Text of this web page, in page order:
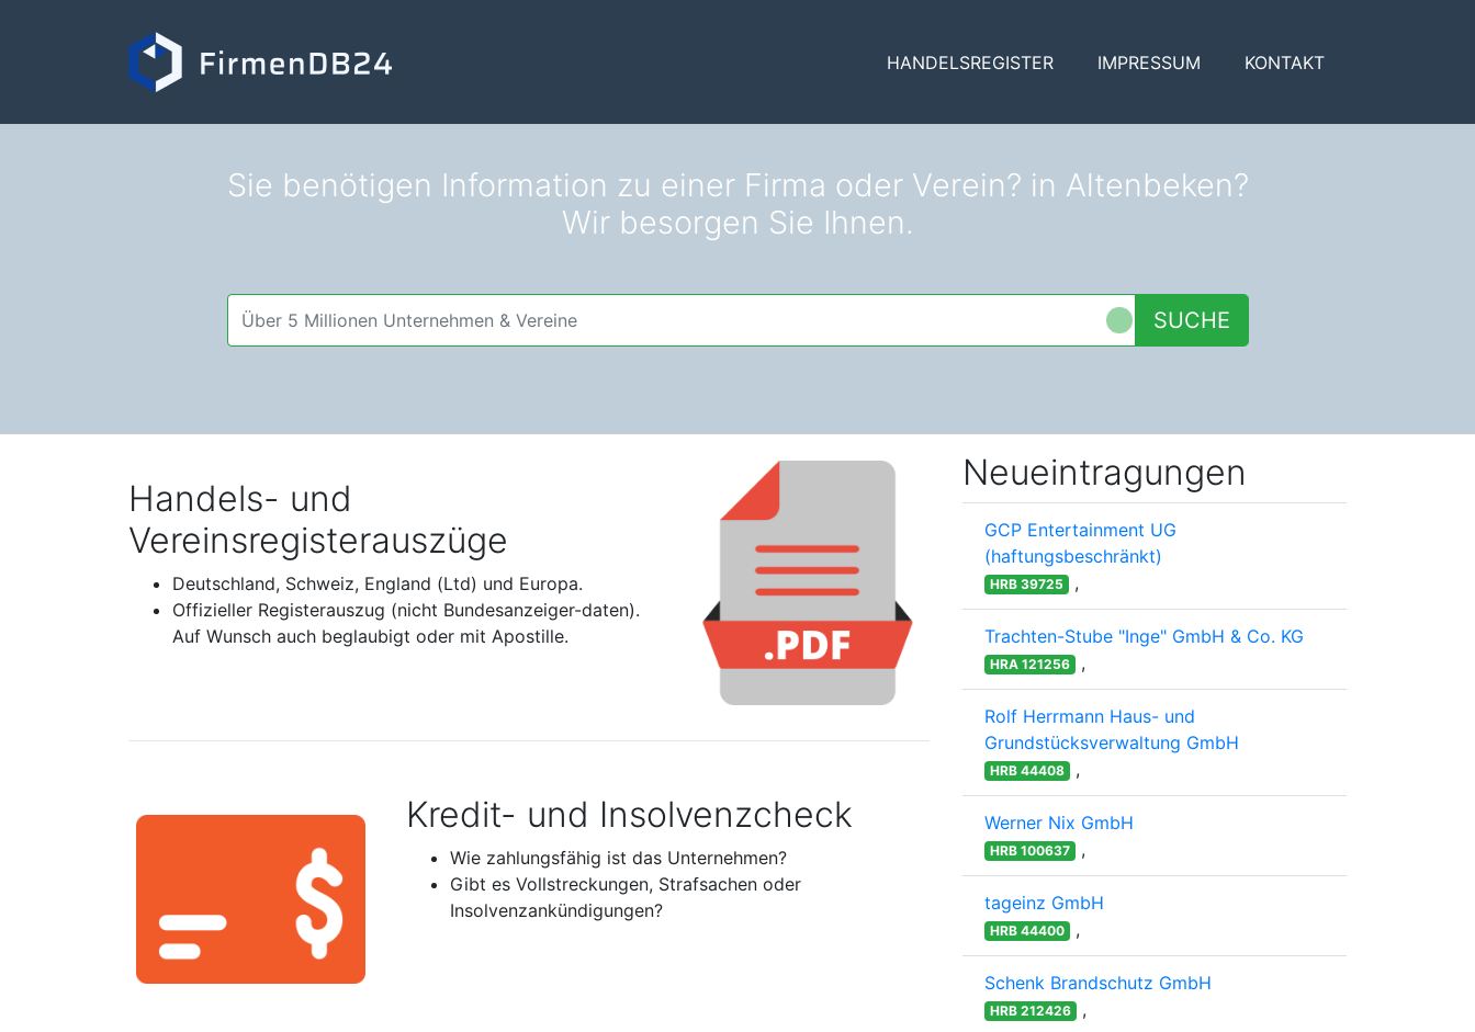
HANDELSREGISTER IMPRESSUM KONTAKT
Sie benötigen Information zu einer Firma oder Verein? in Altenbeken?
Wir besorgen Sie Ihnen.
SUCHE
Handels- und
Vereinsregisterauszüge
Deutschland, Schweiz, England (Ltd) und Europa.
Offizieller Registerauszug (nicht Bundesanzeiger-daten).
Auf Wunsch auch beglaubigt oder mit Apostille.
Kredit- und Insolvenzcheck
Wie zahlungsfähig ist das Unternehmen?
Gibt es Vollstreckungen, Strafsachen oder
Insolvenzankündigungen?
Neueintragungen
GCP Entertainment UG
(haftungsbeschränkt)
HRB 39725 ,
Trachten-Stube "Inge" GmbH & Co. KG
HRA 121256 ,
Rolf Herrmann Haus- und
Grundstücksverwaltung GmbH
HRB 44408 ,
Werner Nix GmbH
HRB 100637 ,
tageinz GmbH
HRB 44400 ,
Schenk Brandschutz GmbH
HRB 212426 ,